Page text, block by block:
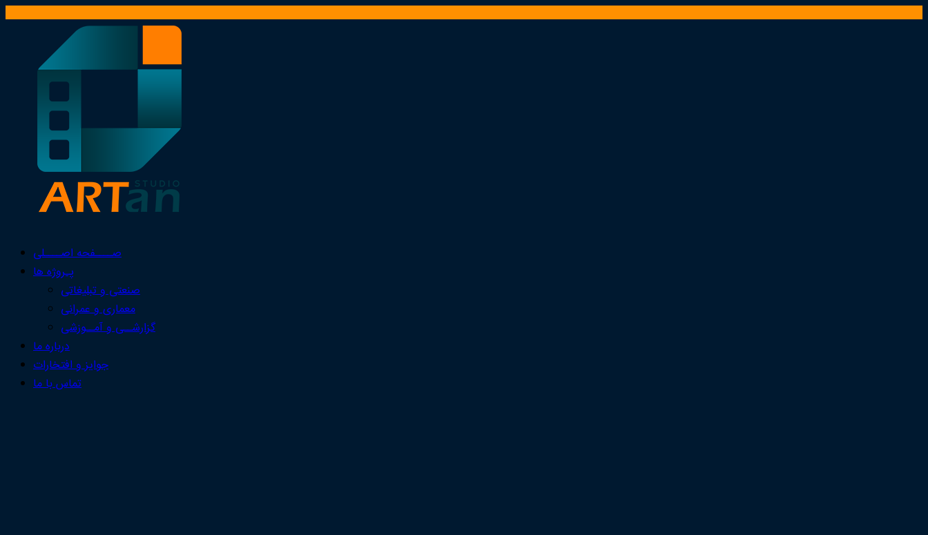
صــــفحه اصــــلی
پـروژه ها
صنعتی و تبلیغاتی
معماری و عمرانی
گزارشــی و آمــوزشی
درباره ما
جوایز و افتخارات
تماس با ما